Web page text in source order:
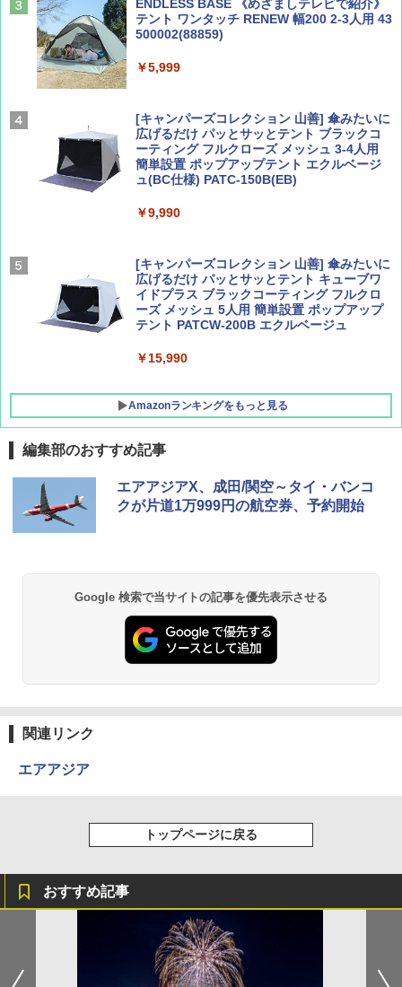
AIRLINE（エアライン）2026年9月号【特
集】ボーイング110周年を祝して！
￥1,760
ァキア 2026～2027 地球の歩き方A ヨーロッ
￥2,277
新しい日本地理 地図・統計・移動から読み
解く (講談社現代新書)
￥1,540
ENDLESS BASE 《めざましテレビで紹介》
テント ワンタッチ RENEW 幅200 2-3人用 43
500002(88859)
￥5,999
[キャンパーズコレクション 山善] 傘みたいに
広げるだけ パッとサッとテント ブラックコ
ーティング フルクローズ メッシュ 3-4人用
簡単設置 ポップアップテント エクルベージ
ュ(BC仕様) PATC-150B(EB)
￥9,990
[キャンパーズコレクション 山善] 傘みたいに
広げるだけ パッとサッとテント キューブワ
イドプラス ブラックコーティング フルクロ
ーズ メッシュ 5人用 簡単設置 ポップアップ
テント PATCW-200B エクルベージュ
￥15,990
Amazonランキングをもっと見る
DEWEL パラソル 大型 ビーチ アウトドアパ
ラソル ガーデン サイトシート付 折りたたみ
防水 UVカット 4段階高さ調整 軽量 収納袋付
026リニューアル 急速冷凍 空間倍増 衛生的
コンパクト 保冷力長持ち
Across やわらか保冷剤 日本製 固まらない 1
1cm ソフト 2個セット (2個セット)
￥680
編集部のおすすめ記事
エアアジアX、成田/関空～タイ・バンコ
クが片道1万999円の航空券、予約開始
Google 検索で当サイトの記事を優先表示させる
関連リンク
エアアジア
トップページに戻る
おすすめ記事